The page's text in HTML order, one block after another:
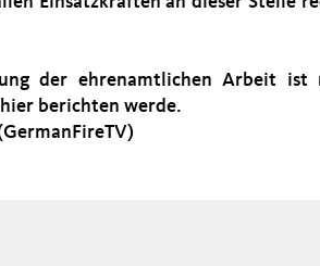
der ehrenamtlichen Arbeit
berichten werde.